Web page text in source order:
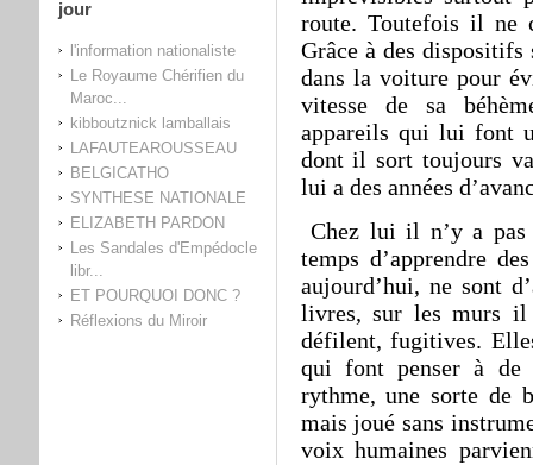
jour
l'information nationaliste
Le Royaume Chérifien du
Maroc...
kibboutznick lamballais
LAFAUTEAROUSSEAU
BELGICATHO
SYNTHESE NATIONALE
ELIZABETH PARDON
Les Sandales d'Empédocle
libr...
ET POURQUOI DONC ?
Réflexions du Miroir
route. Toutefois il ne
Grâce à des
dans la voiture pour
vitesse de sa
appareils qui lui font
dont il sort toujours
lui a des années
Chez lui il n’y a
temps d’apprendre
aujourd’hui, ne sont
livres, sur les murs il
défilent, fugitives.
qui font penser à
rythme, une sorte de
mais joué sans
voix humaines